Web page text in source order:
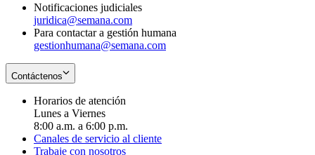
Notificaciones judiciales
juridica@semana.com
Para contactar a gestión humana
gestionhumana@semana.com
Contáctenos
Horarios de atención
Lunes a Viernes
8:00 a.m. a 6:00 p.m.
Canales de servicio al cliente
Trabaje con nosotros